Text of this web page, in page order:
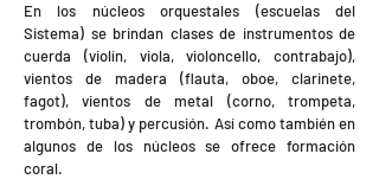
En los núcleos orquestales (escuelas del
Sistema) se brindan clases de instrumentos de
cuerda (violín, viola, violoncello, contrabajo),
vientos de madera (flauta, oboe, clarinete,
fagot), vientos de metal (corno, trompeta,
trombón, tuba) y percusión. Así como también en
algunos de los núcleos se ofrece formación
coral.